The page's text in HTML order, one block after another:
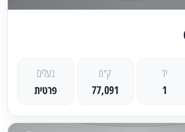
יד
1
ק״מ
77,091
בעלים
פרטית